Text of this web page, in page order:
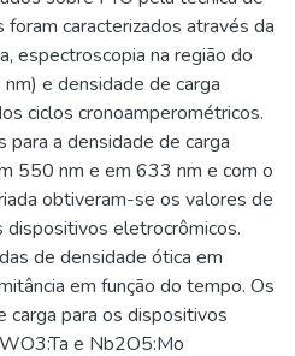
caracterizados através da
espectroscopia na região do
e densidade de carga
ciclos cronoamperométricos.
a densidade de carga
550 nm e em 633 nm e com o
obtiveram-se os valores de
dispositivos eletrocrômicos.
de densidade ótica em
em função do tempo. Os
para os dispositivos
e Nb2O5:Mo